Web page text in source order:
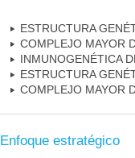
ESTRUCTURA
COMPLEJO MAYOR
INMUNOGENÉTICA
ESTRUCTURA
COMPLEJO MAYOR
Enfoque estratégico